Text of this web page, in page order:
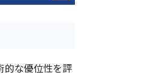
的な優位性を評